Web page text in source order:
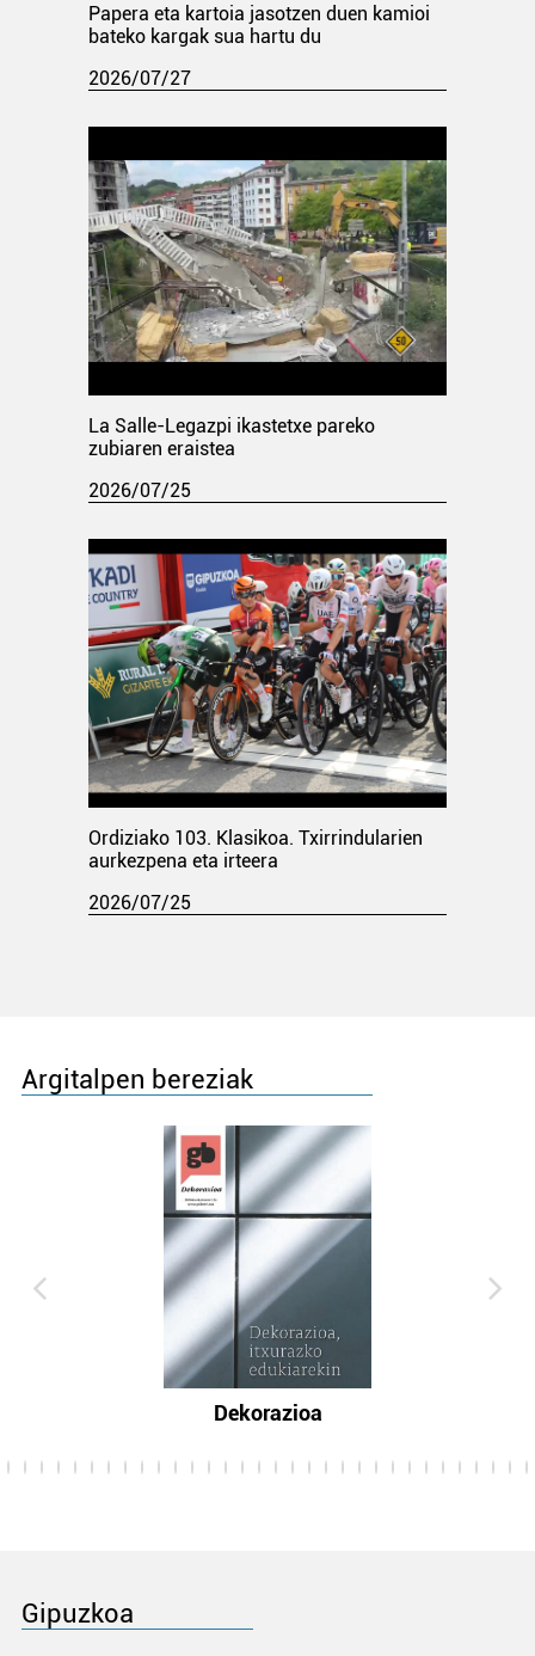
Papera eta kartoia jasotzen duen kamioi
bateko kargak sua hartu du
2026/07/27
La Salle-Legazpi ikastetxe pareko
zubiaren eraistea
2026/07/25
Ordiziako 103. Klasikoa. Txirrindularien
aurkezpena eta irteera
2026/07/25
Argitalpen bereziak
Dekorazioa
Gipuzkoa